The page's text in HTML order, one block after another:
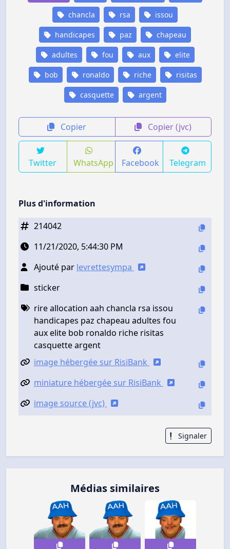
chancla rsa issou
handicapes paz chapeau
adultes fou aux elite
bob ronaldo riche risitas
casquette argent
Copier Copier (jvc)
Twitter WhatsApp Facebook Telegram
Plus d'information
214042
11/21/2020, 5:44:30 PM
Ajouté par levrettesympa
sticker
rire allocation aah chancla rsa issou
handicapes paz chapeau adultes fou
aux elite bob ronaldo riche risitas
casquette argent
image hébergée sur RisiBank
miniature hébergée sur RisiBank
image source (jvc)
Signaler
Médias similaires